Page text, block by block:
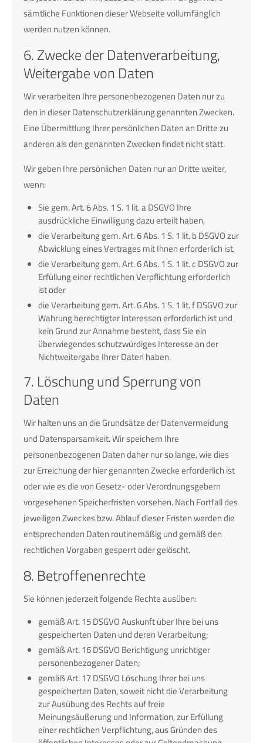
sämtliche Funktionen dieser Webseite vollumfänglich
werden nutzen können.
6. Zwecke der Datenverarbeitung,
Weitergabe von Daten
Wir verarbeiten Ihre personenbezogenen Daten nur zu
den in dieser Datenschutzerklärung genannten Zwecken.
Eine Übermittlung Ihrer persönlichen Daten an Dritte zu
anderen als den genannten Zwecken findet nicht statt.
Wir geben Ihre persönlichen Daten nur an Dritte weiter,
wenn:
Sie gem. Art. 6 Abs. 1 S. 1 lit. a DSGVO Ihre
ausdrückliche Einwilligung dazu erteilt haben,
die Verarbeitung gem. Art. 6 Abs. 1 S. 1 lit. b DSGVO zur
Abwicklung eines Vertrages mit Ihnen erforderlich ist,
die Verarbeitung gem. Art. 6 Abs. 1 S. 1 lit. c DSGVO zur
Erfüllung einer rechtlichen Verpflichtung erforderlich
ist oder
die Verarbeitung gem. Art. 6 Abs. 1 S. 1 lit. f DSGVO zur
Wahrung berechtigter Interessen erforderlich ist und
kein Grund zur Annahme besteht, dass Sie ein
überwiegendes schutzwürdiges Interesse an der
Nichtweitergabe Ihrer Daten haben.
7. Löschung und Sperrung von
Daten
Wir halten uns an die Grundsätze der Datenvermeidung
und Datensparsamkeit. Wir speichern Ihre
personenbezogenen Daten daher nur so lange, wie dies
zur Erreichung der hier genannten Zwecke erforderlich ist
oder wie es die von Gesetz- oder Verordnungsgebern
vorgesehenen Speicherfristen vorsehen. Nach Fortfall des
jeweiligen Zweckes bzw. Ablauf dieser Fristen werden die
entsprechenden Daten routinemäßig und gemäß den
rechtlichen Vorgaben gesperrt oder gelöscht.
8. Betroffenenrechte
Sie können jederzeit folgende Rechte ausüben:
gemäß Art. 15 DSGVO Auskunft über Ihre bei uns
gespeicherten Daten und deren Verarbeitung;
gemäß Art. 16 DSGVO Berichtigung unrichtiger
personenbezogener Daten;
gemäß Art. 17 DSGVO Löschung Ihrer bei uns
gespeicherten Daten, soweit nicht die Verarbeitung
zur Ausübung des Rechts auf freie
Meinungsäußerung und Information, zur Erfüllung
einer rechtlichen Verpflichtung, aus Gründen des